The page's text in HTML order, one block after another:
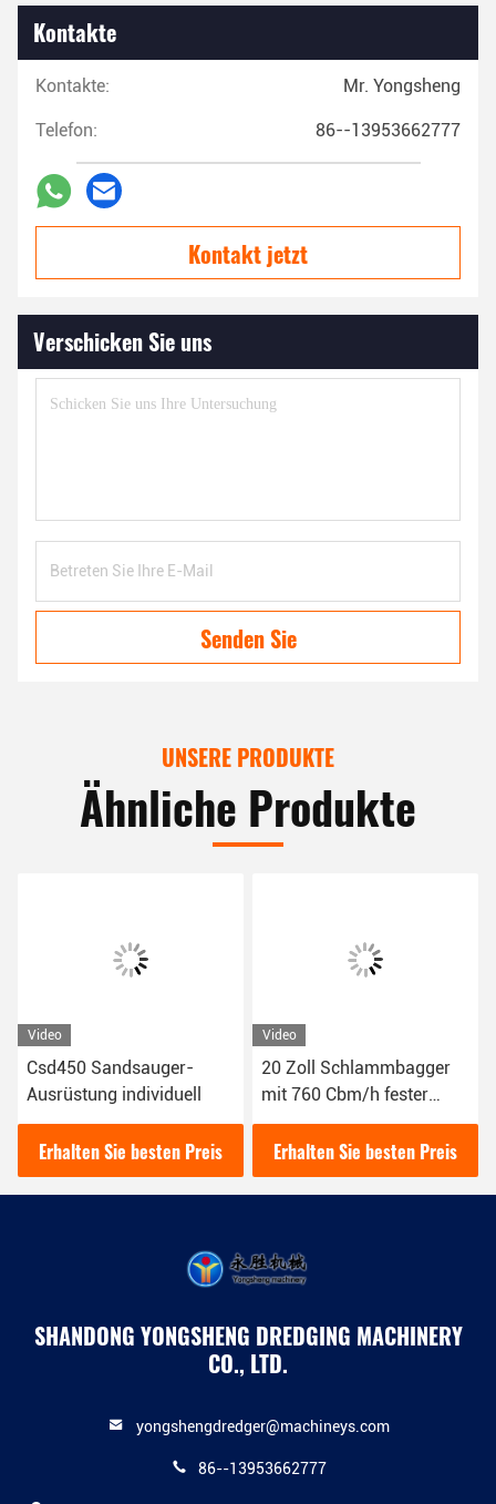
Kontakte
Kontakte: Mr. Yongsheng
Telefon: 86--13953662777
Kontakt jetzt
Verschicken Sie uns
Senden Sie
UNSERE PRODUKTE
Ähnliche Produkte
Video
Csd450 Sandsauger-
Ausrüstung individuell
Erhalten Sie besten Preis
Video
20 Zoll Schlammbagger
mit 760 Cbm/h fester
Kapazität
Erhalten Sie besten Preis
SHANDONG YONGSHENG DREDGING MACHINERY
CO., LTD.
yongshengdredger@machineys.com
86--13953662777